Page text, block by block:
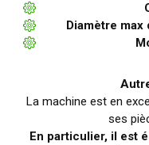
Diamètre max
La machine est en
ses
En particulier, il est